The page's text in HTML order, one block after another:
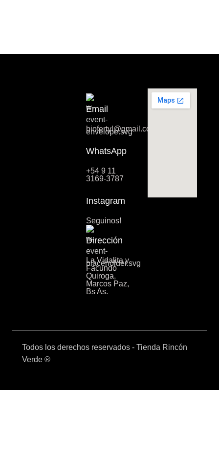
Email
biofertyl@gmail.com
WhatsApp
+54 9 11
3169-3787
Instagram
Seguinos!
Dirección
La Vidalita y
Facundo
Quiroga,
Marcos Paz,
Bs As.
Todos los derechos reservados - Tienda Rincón
Verde ®